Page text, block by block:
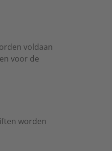
voldaan
voor de
worden